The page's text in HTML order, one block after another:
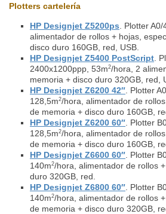
Plotters cartelería
HP Designjet Z5200ps . Plotter
alimentador de rollos + hojas,
disco duro 160GB, red, USB.
HP Designjet Z5400 PostScript .
2400x1200ppp, 53m2/hora, 2
memoria + disco duro 320GB, red,
HP Designjet Z6200 42″ . Plotter
128,5m2/hora, alimentador de
de memoria + disco duro 160GB,
HP Designjet Z6200 60″ . Plotter
128,5m2/hora, alimentador de
de memoria + disco duro 160GB,
HP Designjet Z6600 60″ . Plotter
140m2/hora, alimentador de rollos
duro 320GB, red.
HP Designjet Z6800 60″ . Plotter
140m2/hora, alimentador de rollos
de memoria + disco duro 320GB,